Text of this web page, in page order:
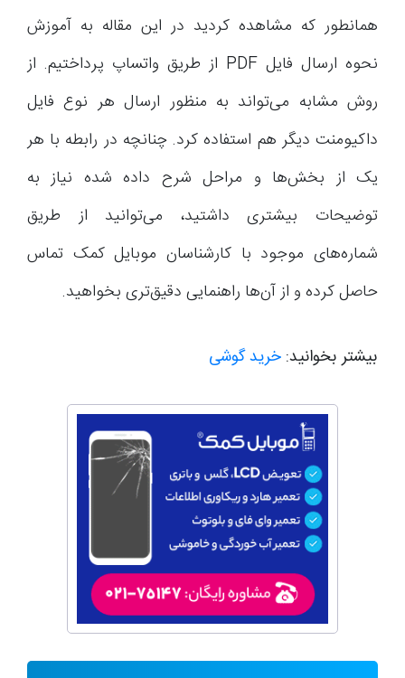
همانطور که مشاهده کردید در این مقاله به آموزش
نحوه ارسال فایل PDF از طریق واتساپ پرداختیم. از
روش مشابه می‌تواند به منظور ارسال هر نوع فایل
داکیومنت دیگر هم استفاده کرد. چنانچه در رابطه با هر
یک از بخش‌ها و مراحل شرح داده شده نیاز به
توضیحات بیشتری داشتید، می‌توانید از طریق
شماره‌های موجود با کارشناسان موبایل کمک تماس
حاصل کرده و از آن‌ها راهنمایی دقیق‌تری بخواهید.
بیشتر بخوانید: خرید گوشی